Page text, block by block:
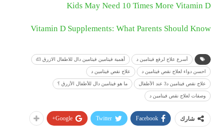
Kids May Need 10 Times More Vitamin D
Vitamin D Supplements: What Parents Should Know
أسرع علاج لرفع فيتامين د أهمية فيتامين فيتامين دال للاطفال الازرق d3
احسن دواء لعلاج نقص فيتامين د علاج نقص فيتامين د
علاج نقص فيتامين د3 عند الأطفال ما هو فيتامين دال للأطفال الأزرق ؟
وصفات لعلاج نقص فيتامين د
شارك Facebook
Twitter
Google+